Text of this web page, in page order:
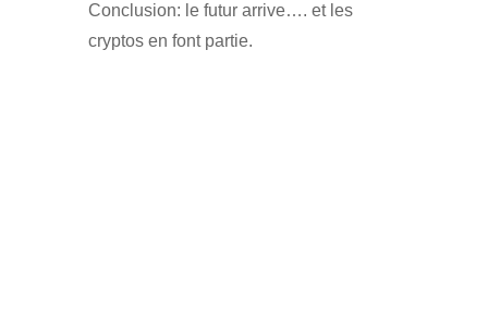
Conclusion: le futur arrive…. et les
cryptos en font partie.